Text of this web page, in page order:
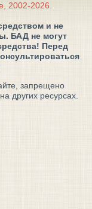
2002-2026.
и не
БАД не могут
Перед
запрещено
других ресурсах.